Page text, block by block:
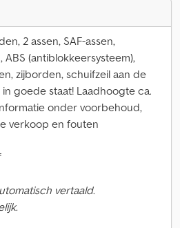
2 assen, SAF-assen,
(antiblokkeersysteem),
zijborden, schuifzeil aan de
in goede staat! Laadhoogte ca.
onder voorbehoud,
verkoop en fouten
vertaald.